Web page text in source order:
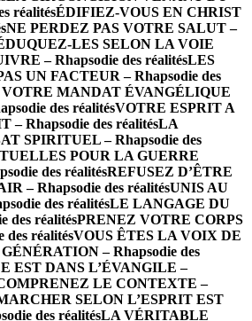
réalitésÉDIFIEZ-VOUS EN CHRIST
NE PERDEZ PAS VOTRE SALUT –
LES SELON LA VOIE
– Rhapsodie des réalitésLES
UN FACTEUR – Rhapsodie des
MANDAT ÉVANGÉLIQUE
des réalitésVOTRE ESPRIT A
– Rhapsodie des réalitésLA
SPIRITUEL – Rhapsodie des
POUR LA GUERRE
des réalitésREFUSEZ D’ÊTRE
– Rhapsodie des réalitésUNIS AU
des réalitésLE LANGAGE DU
des réalitésPRENEZ VOTRE CORPS
réalitésVOUS ÊTES LA VOIX DE
– Rhapsodie des
EST DANS L’ÉVANGILE –
LE CONTEXTE –
SELON L’ESPRIT EST
des réalitésLA VÉRITABLE